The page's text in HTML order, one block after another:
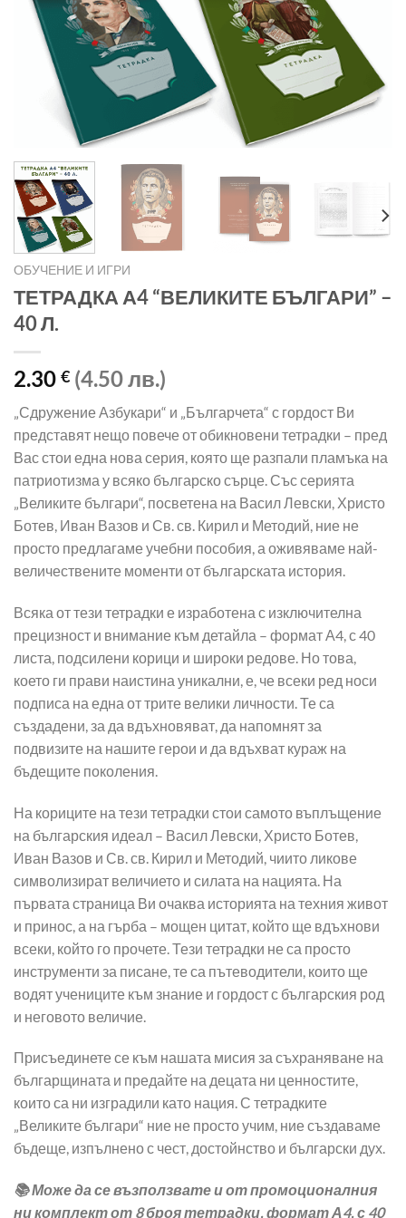
ОБУЧЕНИЕ И ИГРИ
ТЕТРАДКА А4 “ВЕЛИКИТЕ БЪЛГАРИ” –
40 Л.
2.30 € (4.50 лв.)
„Сдружение Азбукари“ и „Българчета“ с гордост Ви
представят нещо повече от обикновени тетрадки – пред
Вас стои една нова серия, която ще разпали пламъка на
патриотизма у всяко българско сърце. Със серията
„Великите българи“, посветена на Васил Левски, Христо
Ботев, Иван Вазов и Св. св. Кирил и Методий, ние не
просто предлагаме учебни пособия, а оживяваме най-
величествените моменти от българската история.
Всяка от тези тетрадки е изработена с изключителна
прецизност и внимание към детайла – формат А4, с 40
листа, подсилени корици и широки редове. Но това,
което ги прави наистина уникални, е, че всеки ред носи
подписа на една от трите велики личности. Те са
създадени, за да вдъхновяват, да напомнят за
подвизите на нашите герои и да вдъхват кураж на
бъдещите поколения.
На кориците на тези тетрадки стои самото въплъщение
на българския идеал – Васил Левски, Христо Ботев,
Иван Вазов и Св. св. Кирил и Методий, чиито ликове
символизират величието и силата на нацията. На
първата страница Ви очаква историята на техния живот
и принос, а на гърба – мощен цитат, който ще вдъхнови
всеки, който го прочете. Тези тетрадки не са просто
инструменти за писане, те са пътеводители, които ще
водят учениците към знание и гордост с българския род
и неговото величие.
Присъединете се към нашата мисия за съхраняване на
българщината и предайте на децата ни ценностите,
които са ни изградили като нация. С тетрадките
„Великите българи“ ние не просто учим, ние създаваме
бъдеще, изпълнено с чест, достойнство и български дух.
📚 Може да се възползвате и от промоционалния
ни комплект от 8 броя тетрадки, формат А4, с 40